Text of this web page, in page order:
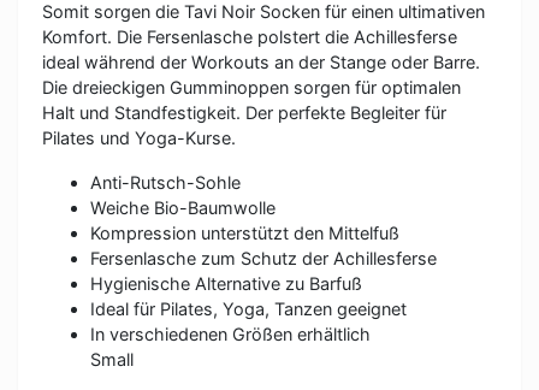
Somit sorgen die Tavi Noir Socken für einen ultimativen
Komfort. Die Fersenlasche polstert die Achillesferse
ideal während der Workouts an der Stange oder Barre.
Die dreieckigen Gumminoppen sorgen für optimalen
Halt und Standfestigkeit. Der perfekte Begleiter für
Pilates und Yoga-Kurse.
Anti-Rutsch-Sohle
Weiche Bio-Baumwolle
Kompression unterstützt den Mittelfuß
Fersenlasche zum Schutz der Achillesferse
Hygienische Alternative zu Barfuß
Ideal für Pilates, Yoga, Tanzen geeignet
In verschiedenen Größen erhältlich
Small